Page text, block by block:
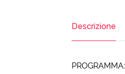
Descrizione
PROGRAMMA: